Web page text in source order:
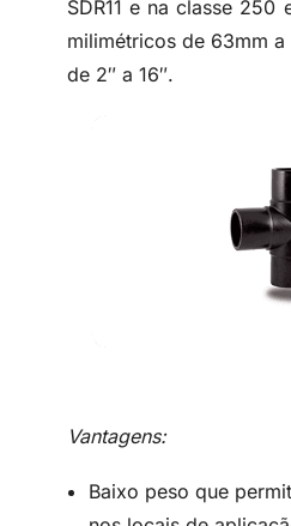
SDR11 e na classe 250
milimétricos de 63mm
de 2″ a 16″.
Vantagens:
Baixo peso que